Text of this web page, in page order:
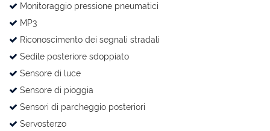
Monitoraggio pressione pneumatici
MP3
Riconoscimento dei segnali stradali
Sedile posteriore sdoppiato
Sensore di luce
Sensore di pioggia
Sensori di parcheggio posteriori
Servosterzo